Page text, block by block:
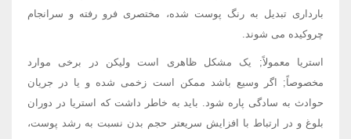
بارداری تبدیل به رنگ پوست شده، مختصری فرو رفته و سرانجام
چروکیده می شوند.
استریا معمولاً; یک مشکل ظاهری است ولیکن در برخی موارد
مخصوصاً; اگر وسیع باشد ممکن است زخمی شده و یا در جریان
حوادث به سادگی پاره شود. باید به خاطر داشت که استریا در دوران
بلوغ و در ارتباط با افزایش سریعتر حجم بدن نسبت به رشد پوست،